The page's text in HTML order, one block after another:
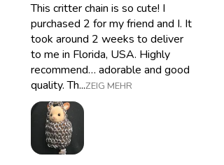
This critter chain is so cute! I
purchased 2 for my friend and I. It
took around 2 weeks to deliver
to me in Florida, USA. Highly
recommend… adorable and good
quality. Th...ZEIG MEHR